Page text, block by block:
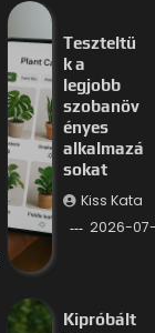
Teszteltü
k a
legjobb
szobanöv
ényes
alkalmazá
sokat
Kiss Kata
2026-
Kipróbált